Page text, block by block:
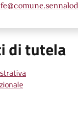
di tutela